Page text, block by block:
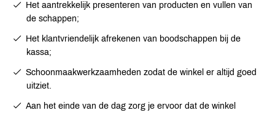
Het aantrekkelijk presenteren van producten en vullen van
de schappen;
Het klantvriendelijk afrekenen van boodschappen bij de
kassa;
Schoonmaakwerkzaamheden zodat de winkel er altijd goed
uitziet.
Aan het einde van de dag zorg je ervoor dat de winkel